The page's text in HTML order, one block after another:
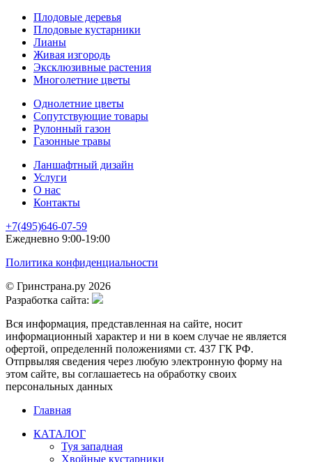
Плодовые деревья
Плодовые кустарники
Лианы
Живая изгородь
Эксклюзивные растения
Многолетние цветы
Однолетние цветы
Сопутствующие товары
Рулонный газон
Газонные травы
Ланшафтный дизайн
Услуги
О нас
Контакты
+7(495)646-07-59
Ежедневно 9:00-19:00
Политика конфиденциальности
© Гринстрана.ру 2026
Разработка сайта:
Вся информация, представленная на сайте, носит
информационный характер и ни в коем случае не является
офертой, определеннй положениями ст. 437 ГК РФ.
Отпрвыляя сведения через любую электронную форму на
этом сайте, вы соглашаетесь на обработку своих
персональных данных
Главная
КАТАЛОГ
Туя западная
Хвойные кустарники